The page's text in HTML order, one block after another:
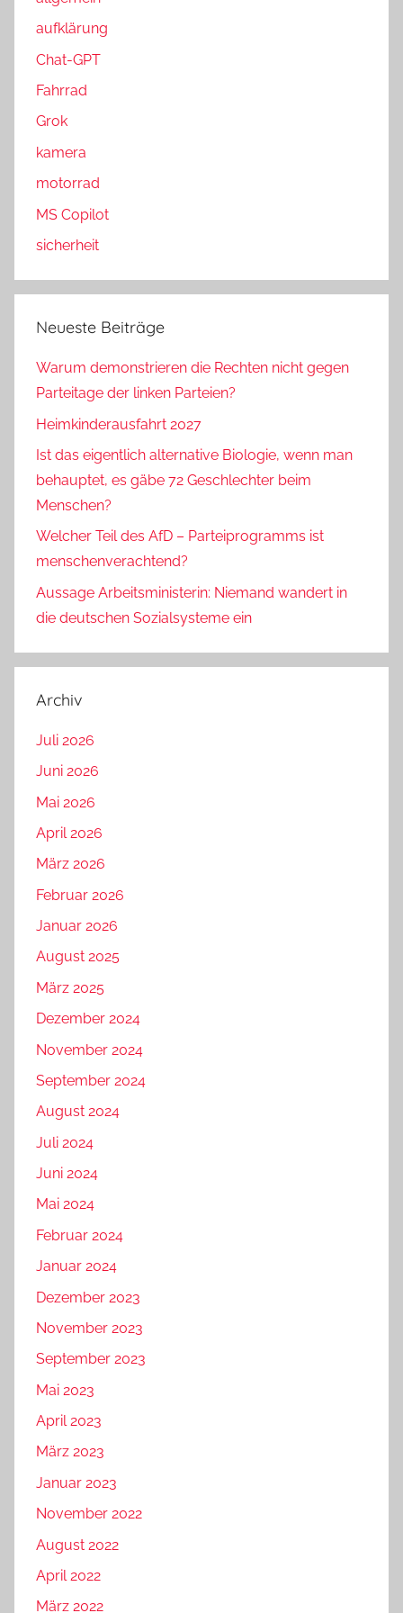
h
aufklärung
Chat-GPT
Fahrrad
Grok
kamera
motorrad
MS Copilot
sicherheit
Neueste Beiträge
Warum demonstrieren die Rechten nicht gegen
Parteitage der linken Parteien?
Heimkinderausfahrt 2027
Ist das eigentlich alternative Biologie, wenn man
behauptet, es gäbe 72 Geschlechter beim
Menschen?
Welcher Teil des AfD – Parteiprogramms ist
menschenverachtend?
Aussage Arbeitsministerin: Niemand wandert in
die deutschen Sozialsysteme ein
Archiv
Juli 2026
Juni 2026
Mai 2026
April 2026
März 2026
Februar 2026
Januar 2026
August 2025
März 2025
Dezember 2024
November 2024
September 2024
August 2024
Juli 2024
Juni 2024
Mai 2024
Februar 2024
Januar 2024
Dezember 2023
November 2023
September 2023
Mai 2023
April 2023
März 2023
Januar 2023
November 2022
August 2022
April 2022
März 2022